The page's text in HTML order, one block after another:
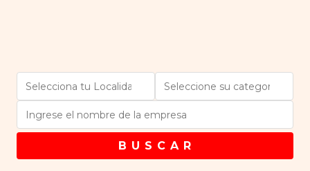
B U S C A R